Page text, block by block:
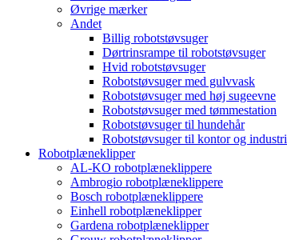
Øvrige mærker
Andet
Billig robotstøvsuger
Dørtrinsrampe til robotstøvsuger
Hvid robotstøvsuger
Robotstøvsuger med gulvvask
Robotstøvsuger med høj sugeevne
Robotstøvsuger med tømmestation
Robotstøvsuger til hundehår
Robotstøvsuger til kontor og industri
Robotplæneklipper
AL-KO robotplæneklippere
Ambrogio robotplæneklippere
Bosch robotplæneklippere
Einhell robotplæneklipper
Gardena robotplæneklipper